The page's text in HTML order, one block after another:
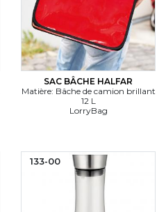
SAC BÂCHE HALFAR
Matière: Bâche de camion brillant
12 L
LorryBag
133-00